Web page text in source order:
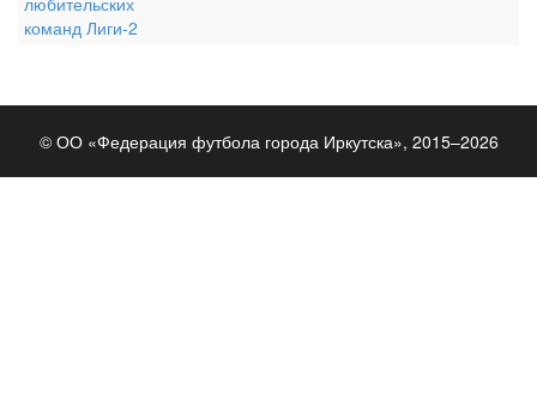
команд Лиги-2
© ОО «Федерация футбола города Иркутска», 2015–2026